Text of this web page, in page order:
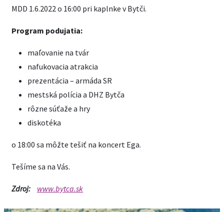
MDD 1.6.2022 o 16:00 pri kaplnke v Bytči.
Program podujatia:
maľovanie na tvár
nafukovacia atrakcia
prezentácia – armáda SR
mestská polícia a DHZ Bytča
rôzne súťaže a hry
diskotéka
o 18:00 sa môžte tešiť na koncert Ega.
Tešíme sa na Vás.
Zdroj: www.bytca.sk